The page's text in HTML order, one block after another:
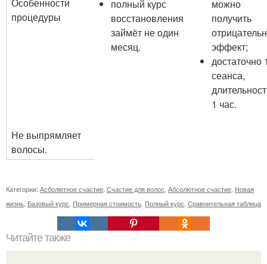
Особенности
процедуры
полный курс
восстановления
займёт не один
месяц.
можно
получить
эффект;
достаточно
сеанса,
1 час.
Не выпрямляет
волосы.
Категории: Асболютное счастие Счастие для волос Абсолютное счастие Новая
жизнь Базовый курс Примерная стоимость Полный курс Сравнительная таблица
Читайте также